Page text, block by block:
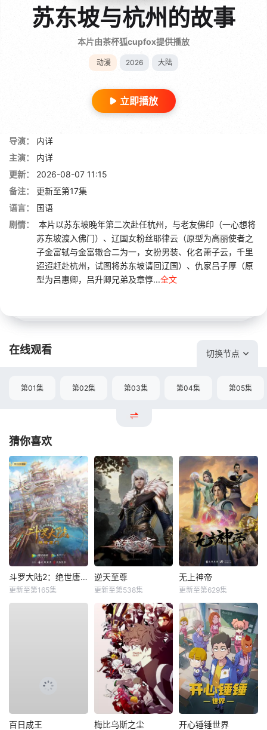
苏东坡与杭州的故事
本片由茶杯狐cupfox提供播放
动漫 2026 大陆
立即播放
导演：
内详
主演：
内详
更新：
2026-08-07 11:15
备注：
更新至第17集
语言：
国语
剧情：
本片以苏东坡晚年第二次赴任杭州，与老友佛印（一心想将
苏东坡渡入佛门）、辽国女粉丝耶律云（原型为高丽使者之
子金富轼与金富辙合二为一，女扮男装、化名萧子云，千里
迢迢赶赴杭州，试图将苏东坡请回辽国）、仇家吕子厚（原
型为吕惠卿，吕升卿兄弟及章惇...全文
在线观看 切换节点
第01集 第02集 第03集 第04集 第05集
猜你喜欢
斗罗大陆2：绝世唐门
更新至第165集
逆天至尊
更新至第538集
无上神帝
更新至第629集
百日成王 梅比乌斯之尘 开心锤锤世界